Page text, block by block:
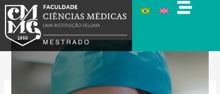
para
conteúdo